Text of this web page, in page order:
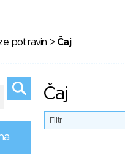
potravin > Čaj
Čaj
Filtr